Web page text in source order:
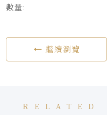
數量:
繼續瀏覽
RELATED